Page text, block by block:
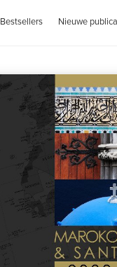
Bestsellers Nieuwe